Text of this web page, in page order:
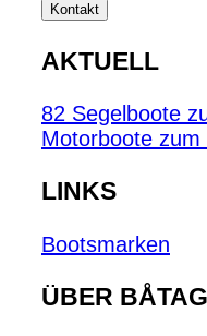
Kontakt
AKTUELL
82 Segelboote
Motorboote zum
LINKS
Bootsmarken
ÜBER